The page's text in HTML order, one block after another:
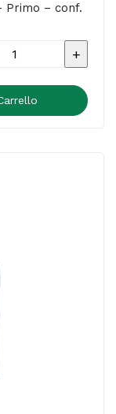
– conf.